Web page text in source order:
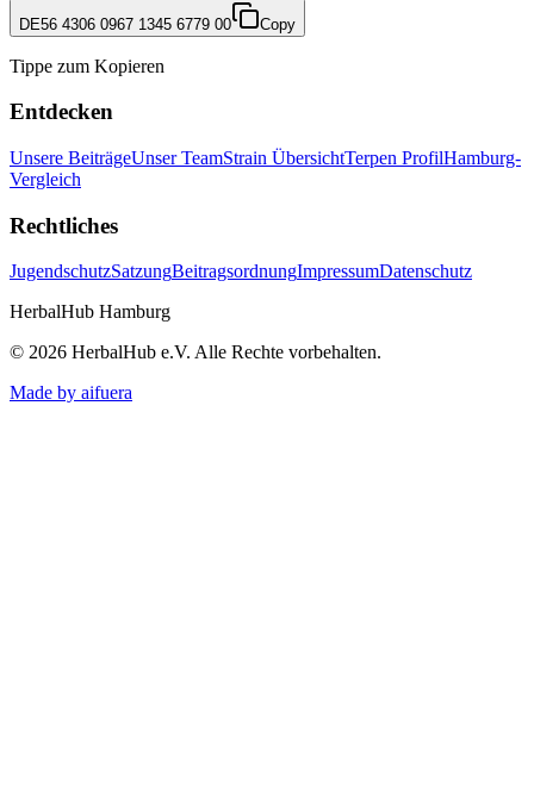
DE56 4306 0967 1345 6779 00 Copy
Tippe zum Kopieren
Entdecken
Unsere BeiträgeUnser TeamStrain ÜbersichtTerpen ProfilHamburg-
Vergleich
Rechtliches
JugendschutzSatzungBeitragsordnungImpressumDatenschutz
HerbalHub Hamburg
© 2026 HerbalHub e.V. Alle Rechte vorbehalten.
Made by aifuera